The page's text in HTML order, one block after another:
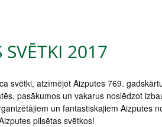
SVĒTKI 2017
svētki, atzīmējot Aizputes 769.
pasākumos un vakarus noslēdzot
un fantastiskajiem Aizputes
pilsētas svētkos!